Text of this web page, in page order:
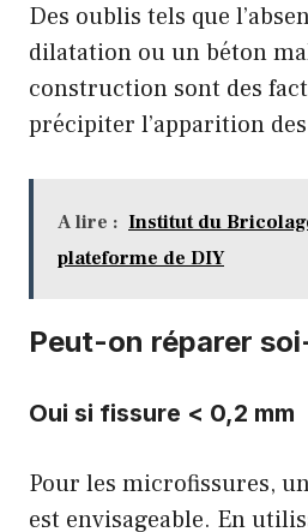
Des oublis tels que
dilatation ou un béton
construction sont des
précipiter l’apparition
A lire : Institut du
plateforme de DIY
Peut-on réparer
Oui si fissure < 0,2 mm
Pour les microfissures,
est envisageable. En